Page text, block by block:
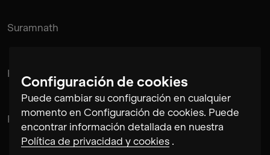
Configuración de cookies
Puede cambiar su configuración en cualquier
momento en Configuración de cookies. Puede
encontrar información detallada en nuestra
Política de privacidad y cookies .
Suramnath
Kishan Hadi
Pintu Padihar